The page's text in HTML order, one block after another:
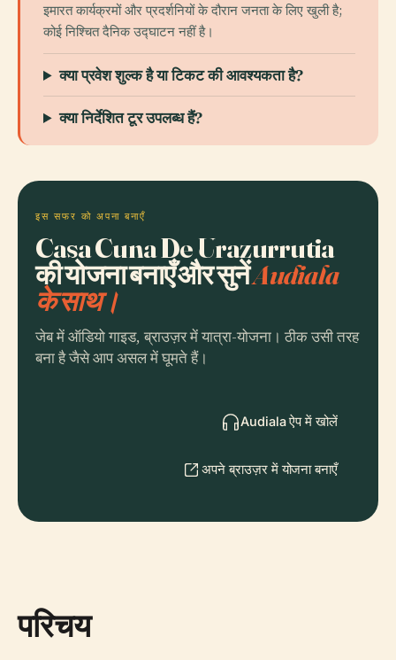
इमारत कार्यक्रमों और प्रदर्शनियों के दौरान जनता के लिए खुली है;
कोई निश्चित दैनिक उद्घाटन नहीं है।
क्या प्रवेश शुल्क है या टिकट की आवश्यकता है?
क्या निर्देशित टूर उपलब्ध हैं?
इस सफर को अपना बनाएँ
Casa Cuna De Urazurrutia
की योजना बनाएँ और सुनेंAudiala
के साथ।
जेब में ऑडियो गाइड, ब्राउज़र में यात्रा-योजना। ठीक उसी तरह
बना है जैसे आप असल में घूमते हैं।
Audiala ऐप में खोलें
अपने ब्राउज़र में योजना बनाएँ
परिचय